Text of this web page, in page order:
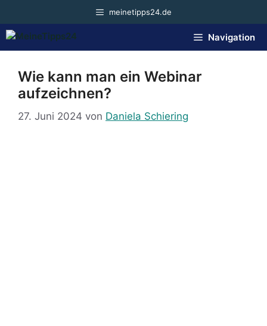
springen
meinetipps24.de
Navigation
Wie kann man ein Webinar
aufzeichnen?
27. Juni 2024 von Daniela Schiering